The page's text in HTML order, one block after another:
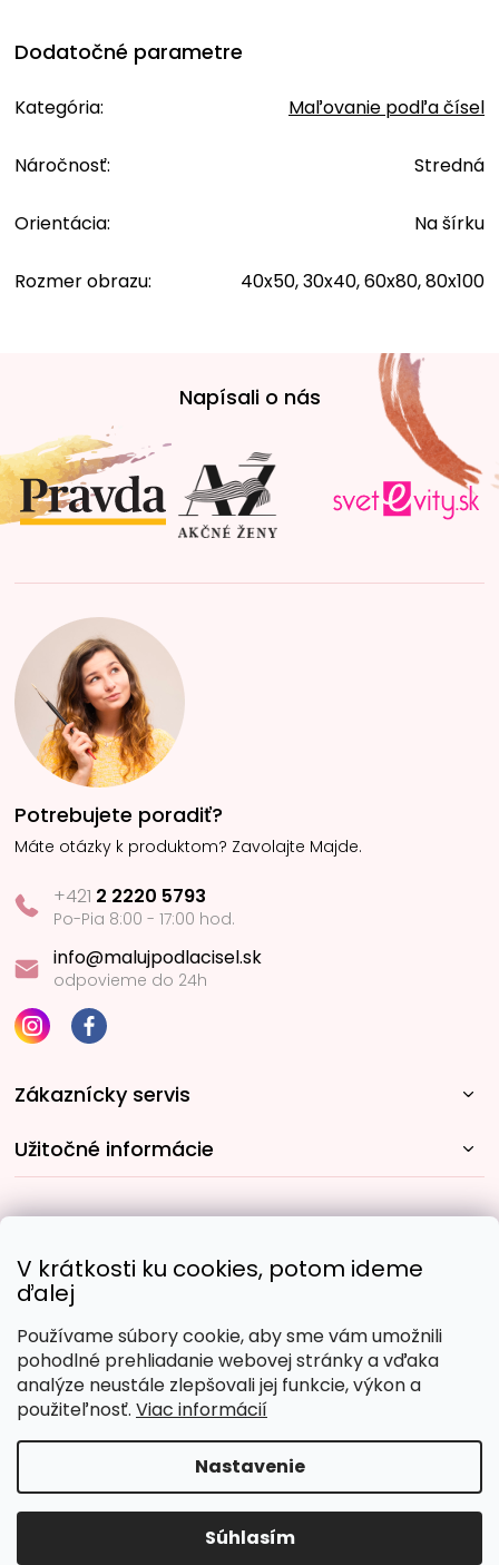
V krátkosti ku cookies, potom ideme
ďalej
Používame súbory cookie, aby sme vám umožnili
pohodlné prehliadanie webovej stránky a vďaka
analýze neustále zlepšovali jej funkcie, výkon a
použiteľnosť. Viac informácií
Nastavenie
Súhlasím
Dodatočné parametre
Kategória: Maľovanie podľa čísel
Náročnosť: Stredná
Orientácia: Na šírku
Rozmer obrazu: 40x50, 30x40, 60x80, 80x100
t
i
e
Napísali o nás
Potrebujete poradiť?
Máte otázky k produktom? Zavolajte Majde.
+421 2 2220 5793
Po-Pia 8:00 - 17:00 hod.
info@malujpodlacisel.sk
odpovieme do 24h
Zákaznícky servis
Užitočné informácie
Obľúbené spôsoby platby:
Copyright 2026Malujpodlacisel.sk. Všetky práva
vyhradené.Upraviť nastavenie cookies